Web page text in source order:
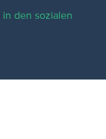
den sozialen